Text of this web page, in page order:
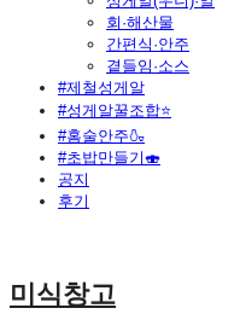
회·해산물
간편식·안주
곁들임·소스
#제철성게알
#성게알꿀조합⭐
#홈술안주🍶
#초밥만들기🍣
공지
후기
미식창고